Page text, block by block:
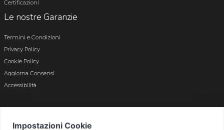
Certificazioni
Le nostre Garanzie
Termini e Condizioni
Privacy Policy
Cookie Policy
Aggiorna Consensi
Accessibilità